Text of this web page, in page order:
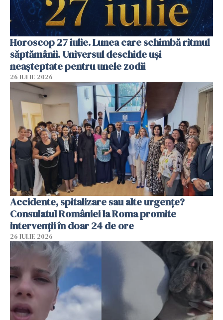
Horoscop 27 iulie. Lunea care schimbă ritmul
săptămânii. Universul deschide uși
neașteptate pentru unele zodii
26 IULIE 2026
Accidente, spitalizare sau alte urgențe?
Consulatul României la Roma promite
intervenții în doar 24 de ore
26 IULIE 2026